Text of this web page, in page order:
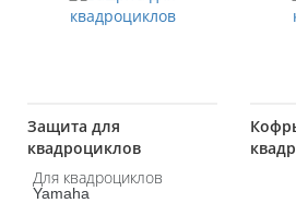
Защита для
квадроциклов
Для квадроциклов
Yamaha